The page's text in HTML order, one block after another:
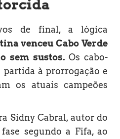
de final, a lógica
venceu Cabo Verde
sem sustos. Os cabo-
à prorrogação e
os atuais campeões
Sidny Cabral, autor do
segundo a Fifa, ao